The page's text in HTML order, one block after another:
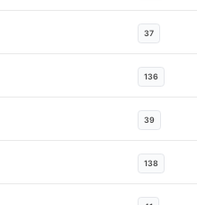
37
136
39
138